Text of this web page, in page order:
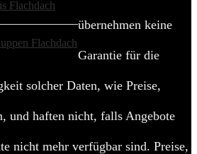
Flachdach
Flachdach
übernehmen keine
Garantie für die
solcher Daten, wie Preise,
und haften nicht, falls Angebote
nicht mehr verfügbar sind. Preise,